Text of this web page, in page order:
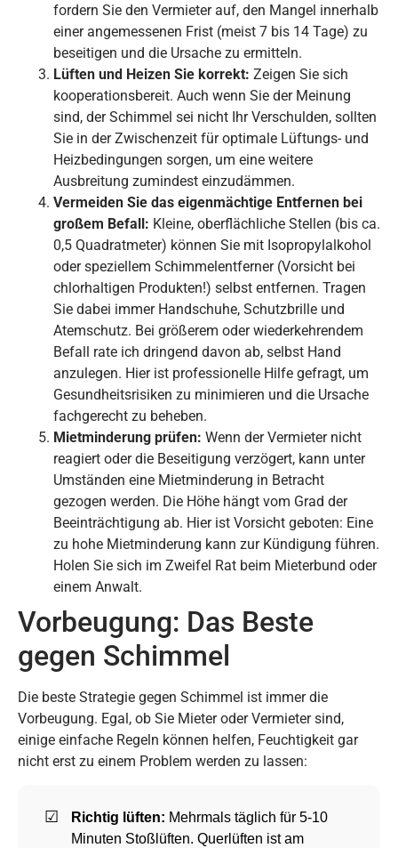
fordern Sie den Vermieter auf, den Mangel innerhalb
einer angemessenen Frist (meist 7 bis 14 Tage) zu
beseitigen und die Ursache zu ermitteln.
Lüften und Heizen Sie korrekt: Zeigen Sie sich
kooperationsbereit. Auch wenn Sie der Meinung
sind, der Schimmel sei nicht Ihr Verschulden, sollten
Sie in der Zwischenzeit für optimale Lüftungs- und
Heizbedingungen sorgen, um eine weitere
Ausbreitung zumindest einzudämmen.
Vermeiden Sie das eigenmächtige Entfernen bei
großem Befall: Kleine, oberflächliche Stellen (bis ca.
0,5 Quadratmeter) können Sie mit Isopropylalkohol
oder speziellem Schimmelentferner (Vorsicht bei
chlorhaltigen Produkten!) selbst entfernen. Tragen
Sie dabei immer Handschuhe, Schutzbrille und
Atemschutz. Bei größerem oder wiederkehrendem
Befall rate ich dringend davon ab, selbst Hand
anzulegen. Hier ist professionelle Hilfe gefragt, um
Gesundheitsrisiken zu minimieren und die Ursache
fachgerecht zu beheben.
Mietminderung prüfen: Wenn der Vermieter nicht
reagiert oder die Beseitigung verzögert, kann unter
Umständen eine Mietminderung in Betracht
gezogen werden. Die Höhe hängt vom Grad der
Beeinträchtigung ab. Hier ist Vorsicht geboten: Eine
zu hohe Mietminderung kann zur Kündigung führen.
Holen Sie sich im Zweifel Rat beim Mieterbund oder
einem Anwalt.
Vorbeugung: Das Beste
gegen Schimmel
Die beste Strategie gegen Schimmel ist immer die
Vorbeugung. Egal, ob Sie Mieter oder Vermieter sind,
einige einfache Regeln können helfen, Feuchtigkeit gar
nicht erst zu einem Problem werden zu lassen:
Richtig lüften: Mehrmals täglich für 5-10
Minuten Stoßlüften. Querlüften ist am